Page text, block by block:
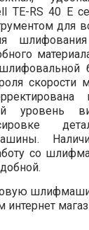
TE-RS 40 E
для
уровень
со